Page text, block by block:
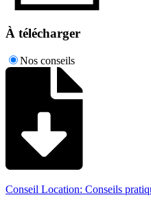
À télécharger
Nos conseils
Conseil Location: Conseils